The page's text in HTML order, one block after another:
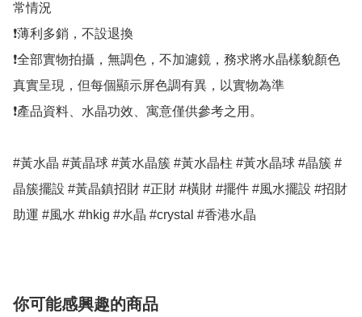
常情況
❗薄利多銷，不設退換
❗全部實物拍攝，無調色，不加濾鏡，務求將水晶樣貌顏色
真實呈現，但每個顯示屏色調有異，以實物為準
❗產品資料、水晶功效、寓意僅供參考之用。
#黃水晶 #黃晶球 #黃水晶簇 #黃水晶柱 #黃水晶球 #晶簇 #
晶簇擺設 #黃晶鎮招財 #正財 #橫財 #擺件 #風水擺設 #招財
助運 #風水 #hkig #水晶 #crystal #香港水晶
你可能感興趣的商品